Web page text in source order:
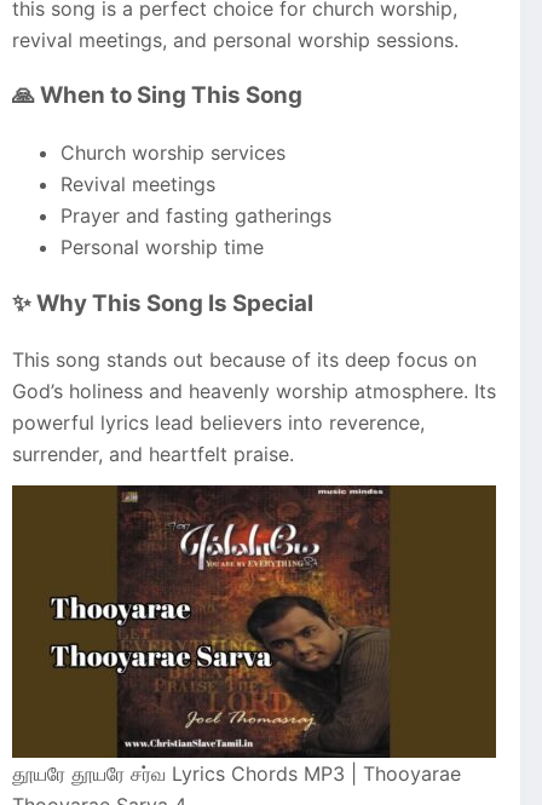
this song is a perfect choice for church worship,
revival meetings, and personal worship sessions.
🙏 When to Sing This Song
Church worship services
Revival meetings
Prayer and fasting gatherings
Personal worship time
✨ Why This Song Is Special
This song stands out because of its deep focus on
God’s holiness and heavenly worship atmosphere. Its
powerful lyrics lead believers into reverence,
surrender, and heartfelt praise.
தூயரே தூயரே சர்வ Lyrics Chords MP3 | Thooyarae